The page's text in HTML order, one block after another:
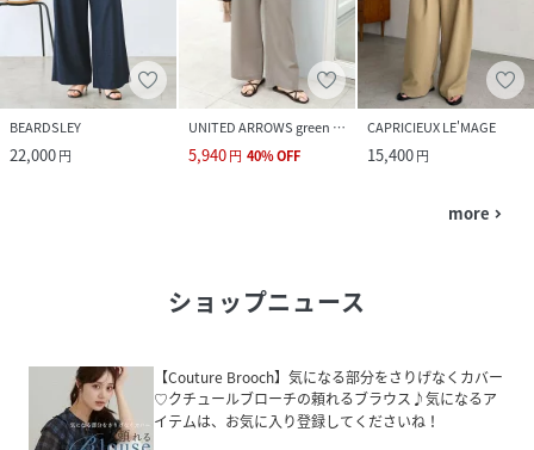
BEARDSLEY
22,000円
UNITED ARROWS green label relaxing
5,940円 40%OFF
CAPRICIEUX LE'MAGE
15,400円
more navigate_next
ショップニュース
【Couture Brooch】気になる部分をさりげなくカバー
♡クチュールブローチの頼れるブラウス♪気になるア
イテムは、お気に入り登録してくださいね！